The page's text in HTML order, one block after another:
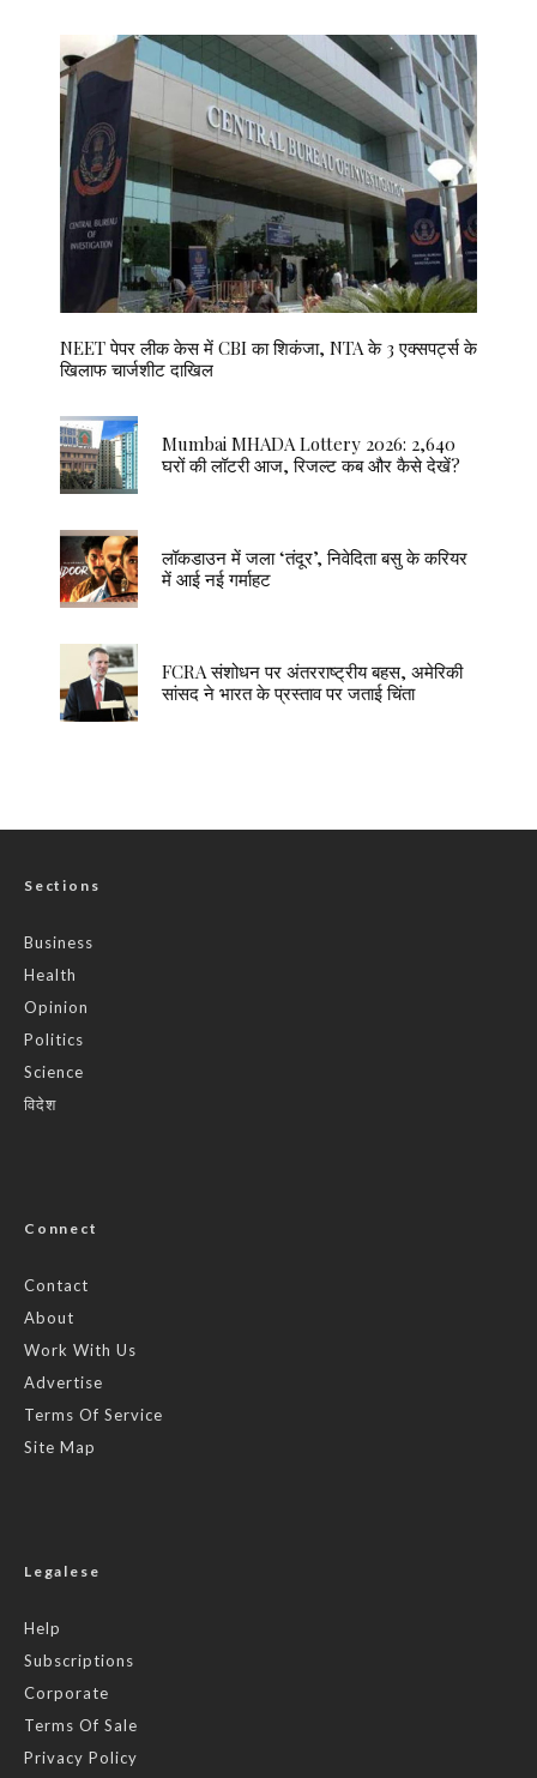
NEET पेपर लीक केस में CBI का शिकंजा, NTA के 3 एक्सपर्ट्स के
खिलाफ चार्जशीट दाखिल
Mumbai MHADA Lottery 2026: 2,640
घरों की लॉटरी आज, रिजल्ट कब और कैसे देखें?
लॉकडाउन में जला ‘तंदूर’, निवेदिता बसु के करियर
में आई नई गर्माहट
FCRA संशोधन पर अंतरराष्ट्रीय बहस, अमेरिकी
सांसद ने भारत के प्रस्ताव पर जताई चिंता
Sections
Business
Health
Opinion
Politics
Science
विदेश
Connect
Contact
About
Work With Us
Advertise
Terms Of Service
Site Map
Legalese
Help
Subscriptions
Corporate
Terms Of Sale
Privacy Policy